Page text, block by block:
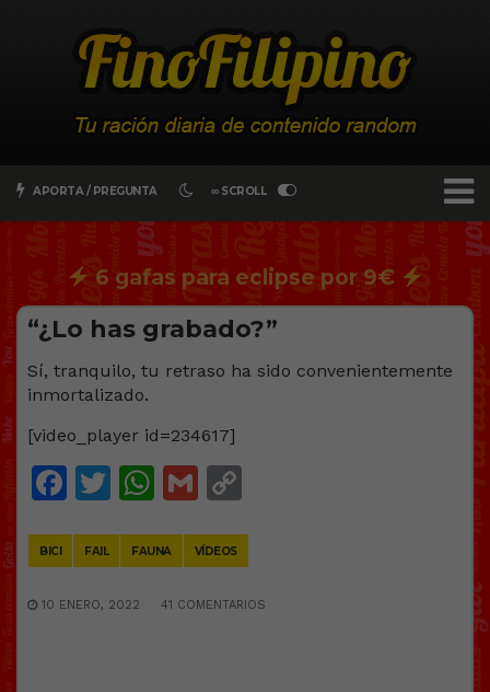
APORTA / PREGUNTA ∞ SCROLL
6 gafas para eclipse por 9€
“¿Lo has grabado?”
Sí, tranquilo, tu retraso ha sido convenientemente
inmortalizado.
[video_player id=234617]
Facebook
Twitter
WhatsApp
Gmail
BICI FAIL FAUNA VÍDEOS
10 ENERO, 2022 41 COMENTARIOS